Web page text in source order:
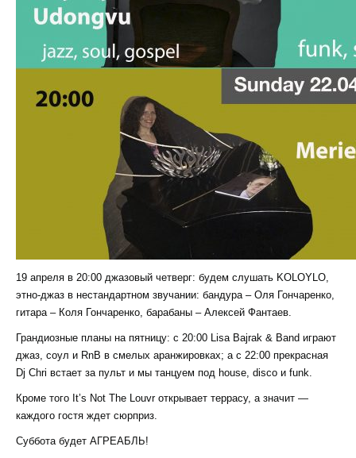
19 апреля в 20:00 джазовый четверг: будем слушать KOLOYLO,
этно-джаз в нестандартном звучании: бандура – Оля Гончаренко,
гитара – Коля Гончаренко, барабаны – Алексей Фантаев.
Грандиозные планы на пятницу: с 20:00 Lisa Bajrak & Band играют
джаз, соул и RnB в смелых аранжировках; а с 22:00 прекрасная
Dj Chri встает за пульт и мы танцуем под house, disco и funk.
Кроме того It’s Not The Louvr открывает террасу, а значит —
каждого гостя ждет сюрприз.
Суббота будет АГРЕАБЛЬ!